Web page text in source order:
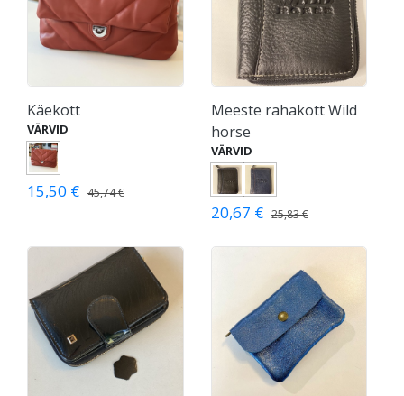
Käekott
VÄRVID
15,50 € 45,74 €
Meeste rahakott Wild
horse
VÄRVID
20,67 € 25,83 €